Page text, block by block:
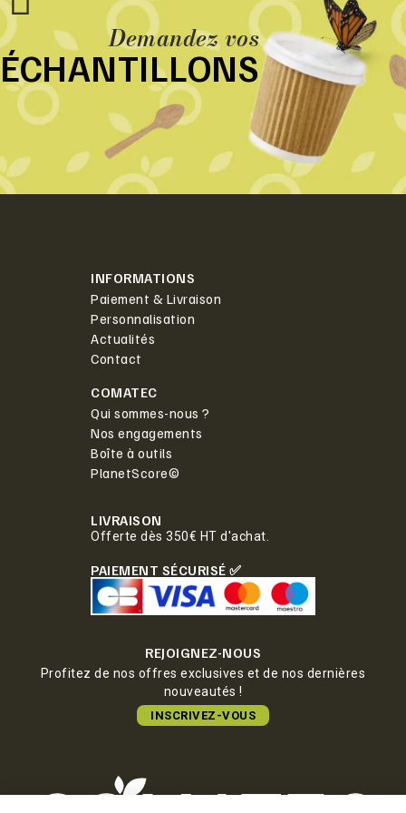
Demandez vos
ÉCHANTILLONS
INFORMATIONS
Paiement & Livraison
Personnalisation
Actualités
Contact
COMATEC
Qui sommes-nous ?
Nos engagements
Boîte à outils
PlanetScore©
LIVRAISON
Offerte dès 350€ HT d'achat.
PAIEMENT SÉCURISÉ ✅
REJOIGNEZ-NOUS
Profitez de nos offres exclusives et de nos dernières
nouveautés !
INSCRIVEZ-VOUS